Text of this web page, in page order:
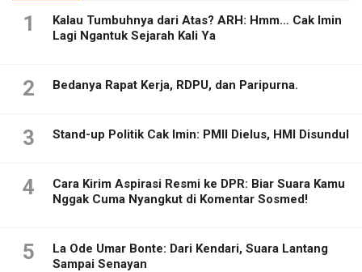
1
Kalau Tumbuhnya dari Atas? ARH: Hmm… Cak Imin
Lagi Ngantuk Sejarah Kali Ya
2 Bedanya Rapat Kerja, RDPU, dan Paripurna.
3 Stand-up Politik Cak Imin: PMII Dielus, HMI Disundul
4
Cara Kirim Aspirasi Resmi ke DPR: Biar Suara Kamu
Nggak Cuma Nyangkut di Komentar Sosmed!
5
La Ode Umar Bonte: Dari Kendari, Suara Lantang
Sampai Senayan